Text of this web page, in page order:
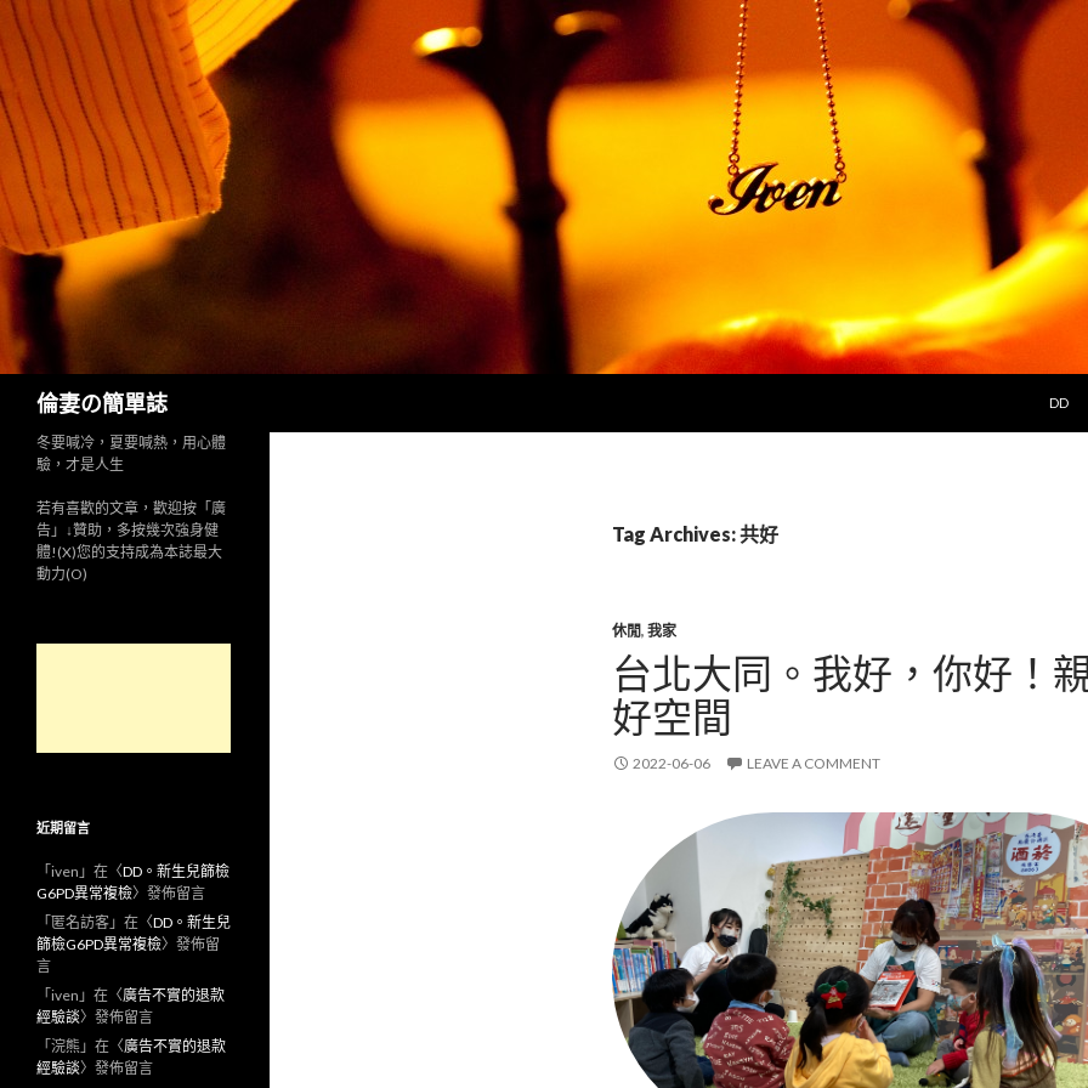
倫妻の簡單誌
Search
DD
Tag Archives: 共好
休閒, 我家
台北大同。我好，你好！
好空間
2022-06-06 LEAVE A COMMENT
冬要喊冷，夏要喊熱，用心體
驗，才是人生
若有喜歡的文章，歡迎按「廣
告」↓贊助，多按幾次強身健
體!(X)您的支持成為本誌最大
動力(O)
近期留言
「 iven 」在〈DD。新生兒篩檢
G6PD異常複檢〉發佈留言
「 匿名訪客 」在〈DD。新生兒
篩檢G6PD異常複檢〉發佈留
言
「 iven 」在〈廣告不實的退款
經驗談〉發佈留言
「 浣熊 」在〈廣告不實的退款
經驗談〉發佈留言